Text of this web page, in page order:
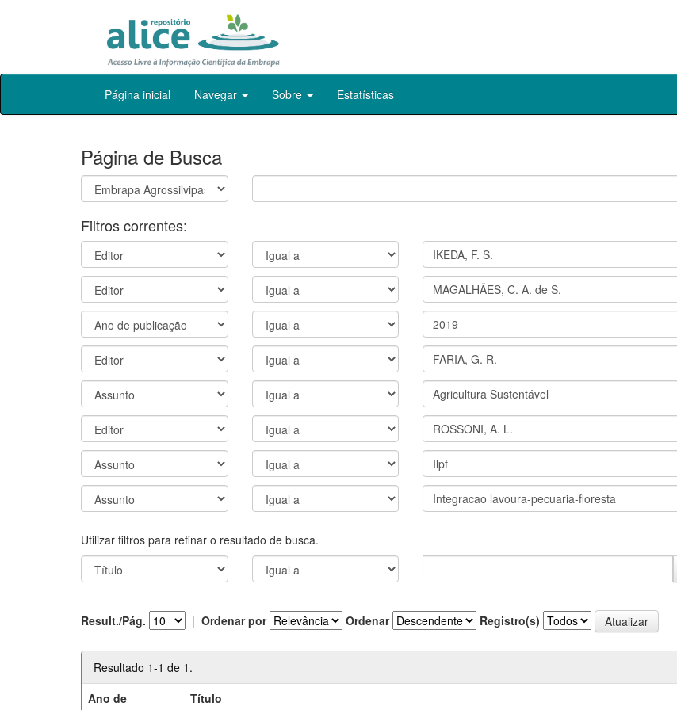
Skip
Página inicial Navegar Sobre Estatísticas
Página de Busca
Filtros correntes:
Utilizar filtros para refinar o resultado de busca.
Result./Pág. | Ordenar por Ordenar Registro(s)
Resultado 1-1 de 1.
Ano de
Título